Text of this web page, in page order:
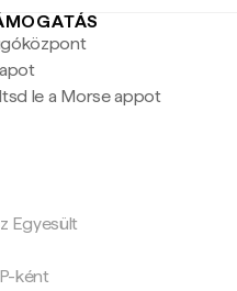
le a Morse appot
Egyesült
ként